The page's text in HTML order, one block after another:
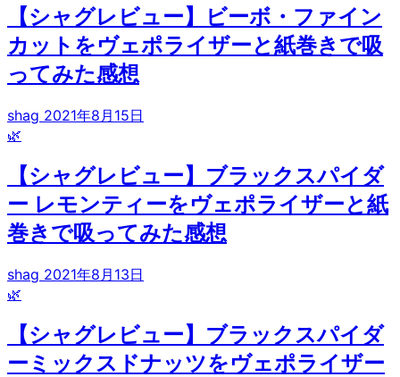
【シャグレビュー】ビーボ・ファイン
カットをヴェポライザーと紙巻きで吸
ってみた感想
shag 2021年8月15日
🌿
【シャグレビュー】ブラックスパイダ
ー レモンティーをヴェポライザーと紙
巻きで吸ってみた感想
shag 2021年8月13日
🌿
【シャグレビュー】ブラックスパイダ
ーミックスドナッツをヴェポライザー